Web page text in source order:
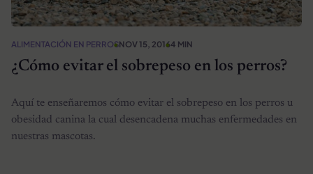
ALIMENTACIÓN EN PERROSNOV 15, 20164 MIN
¿Cómo evitar el sobrepeso en los perros?
Aquí te enseñaremos cómo evitar el sobrepeso en los perros u
obesidad canina la cual desencadena muchas enfermedades en
nuestras mascotas.